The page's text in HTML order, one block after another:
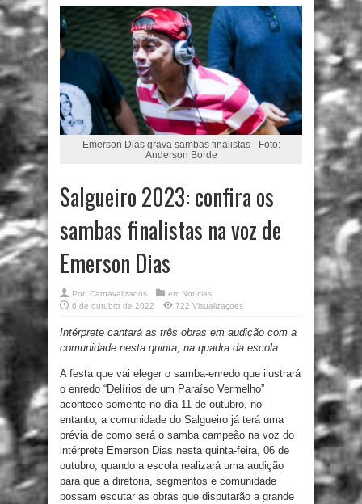
Emerson Dias grava sambas finalistas - Foto:
Anderson Borde
Salgueiro 2023: confira os
sambas finalistas na voz de
Emerson Dias
Por: Carnavalizados em Notícias
6 de outubro de 2022
722 Visualizaçoes
Intérprete cantará as três obras em audição com a
comunidade nesta quinta, na quadra da escola
A festa que vai eleger o samba-enredo que ilustrará
o enredo “Delírios de um Paraíso Vermelho”
acontece somente no dia 11 de outubro, no
entanto, a comunidade do Salgueiro já terá uma
prévia de como será o samba campeão na voz do
intérprete Emerson Dias nesta quinta-feira, 06 de
outubro, quando a escola realizará uma audição
para que a diretoria, segmentos e comunidade
possam escutar as obras que disputarão a grande